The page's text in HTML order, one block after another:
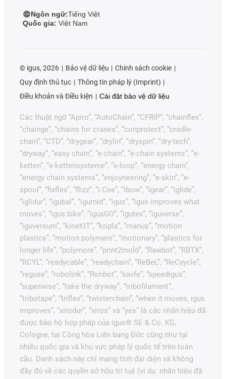
Ngôn ngữ:Tiếng Việt
Quốc gia: Việt Nam
© igus, 2026 Bảo vệ dữ liệu
Chính sách cookie
Quy định thủ tục
Thông tin pháp lý (Imprint)
Điều khoản và Điều kiện
Cài đặt bảo vệ dữ liệu
Các thuật ngữ “Apiro”, “AutoChain”, “CFRIP”, “chainflex”,
“chainge”, “chains for cranes”, “conprotect”, “cradle-
chain”, “CTD”, “drygear”, “drylin”, “dryspin”, “dry-tech”,
“dryway”, “easy chain”, “e-chain”, “e-chain systems”, “e-
ketten”, “e-kettensysteme”, “e-loop”, “energy chain”,
“energy chain systems”, “enjoyneering”, “e-skin”, “e-
spool”, “fixflex”, “flizz”, “i.Cee”, “ibow”, “igear”, “iglide”,
“iglidur”, “igubal”, “igumid”, “igus”, “igus improves what
moves”, “igus:bike”, “igusGO”, “igutex”, “iguverse”,
“iguversum”, “kineKIT”, “kopla”, “manus”, “motion
plastics”, “motion polymers”, “motionary”, “plastics for
longer life”, “polymore”, “print2mold”, “Rawbot”, “RBTX”,
“RCYL”, “readycable”, “readychain”, “ReBeL”, “ReCyycle”,
“reguse”, “robolink”, “Rohbot”, “savfe”, “speedigus”,
“superwise”, “take the dryway”, “tribofilament”,
“tribotape”, “triflex”, “twisterchain”, “when it moves, igus
improves”, “xirodur”, “xiros” và “yes” là các nhãn hiệu đã
được bảo hộ hợp pháp của igus® SE & Co. KG,
Cologne, tại Cộng hòa Liên bang Đức cũng như tại
nhiều quốc gia và khu vực pháp lý quốc tế trên toàn
cầu. Danh sách này chỉ mang tính đại diện và không
đầy đủ về các quyền sở hữu trí tuệ (ví dụ: nhãn hiệu đã